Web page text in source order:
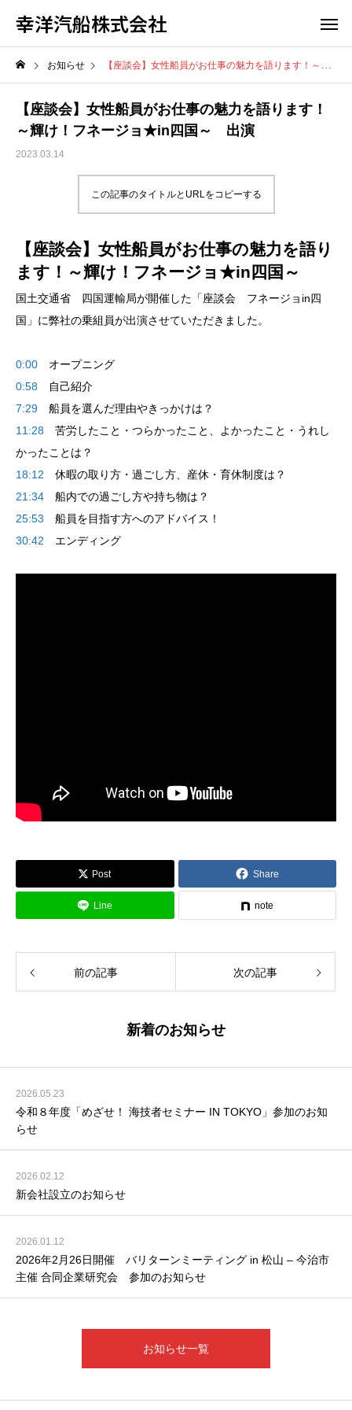
幸洋汽船株式会社
お知らせ 【座談会】女性船員がお仕事の魅力を語ります！～輝け！フネージョ★in四国～ 出演
【座談会】女性船員がお仕事の魅力を語ります！
～輝け！フネージョ★in四国～ 出演
2023.03.14
この記事のタイトルとURLをコピーする
【座談会】女性船員がお仕事の魅力を語り
ます！～輝け！フネージョ★in四国～
国土交通省 四国運輸局が開催した「座談会 フネージョin四
国」に弊社の乗組員が出演させていただきました。
0:00 オープニング
0:58 自己紹介
7:29 船員を選んだ理由やきっかけは？
11:28 苦労したこと・つらかったこと、よかったこと・うれし
かったことは？
18:12 休暇の取り方・過ごし方、産休・育休制度は？
21:34 船内での過ごし方や持ち物は？
25:53 船員を目指す方へのアドバイス！
30:42 エンディング
Post Share
Line note
前の記事 次の記事
新着のお知らせ
2026.05.23
令和８年度「めざせ！ 海技者セミナー IN TOKYO」参加のお知
らせ
2026.02.12
新会社設立のお知らせ
2026.01.12
2026年2月26日開催 バリターンミーティング in 松山 – 今治市
主催 合同企業研究会 参加のお知らせ
お知らせ一覧